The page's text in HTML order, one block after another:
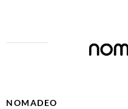
NOMADEO